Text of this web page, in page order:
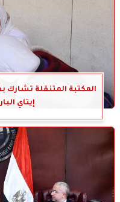
المكتبة المتنقلة تشارك
إيتاي